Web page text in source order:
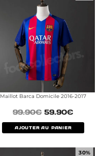
Maillot Barca Domicile 2016-2017
99.90€ 59.90€
AJOUTER AU PANIER
30%